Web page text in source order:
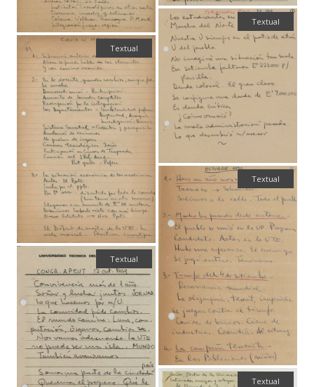
Textual
Textual
Textual
Textual
Textual